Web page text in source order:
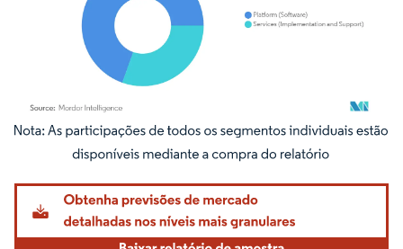
Imagem © Mordor Intelligence. O reuso requer atribuição conforme CC BY 4.0.